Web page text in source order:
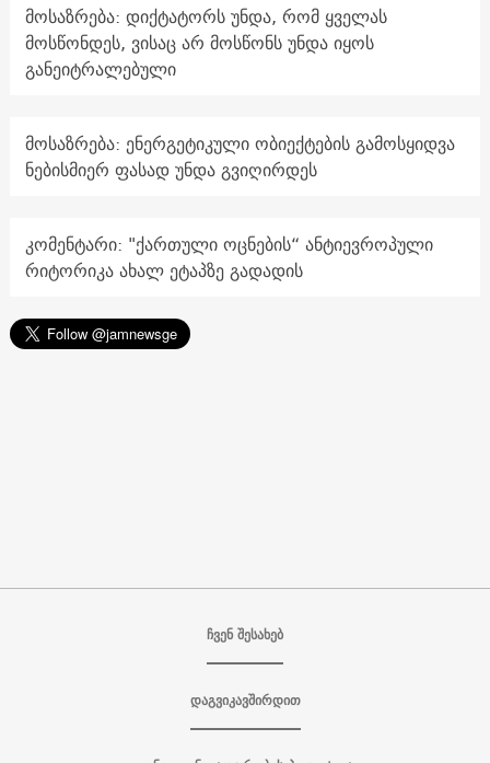
მოსაზრება: დიქტატორს უნდა, რომ ყველას
მოსწონდეს, ვისაც არ მოსწონს უნდა იყოს
განეიტრალებული
მოსაზრება: ენერგეტიკული ობიექტების გამოსყიდვა
ნებისმიერ ფასად უნდა გვიღირდეს
კომენტარი: "ქართული ოცნების“ ანტიევროპული
რიტორიკა ახალ ეტაპზე გადადის
ჩვენ შესახებ
დაგვიკავშირდით